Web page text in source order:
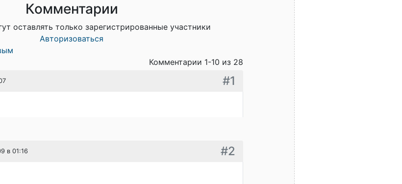
Комментарии
оставлять только зарегистрированные участники
Авторизоваться
Комментарии 1-10 из 28
#1
в 01:16 #2